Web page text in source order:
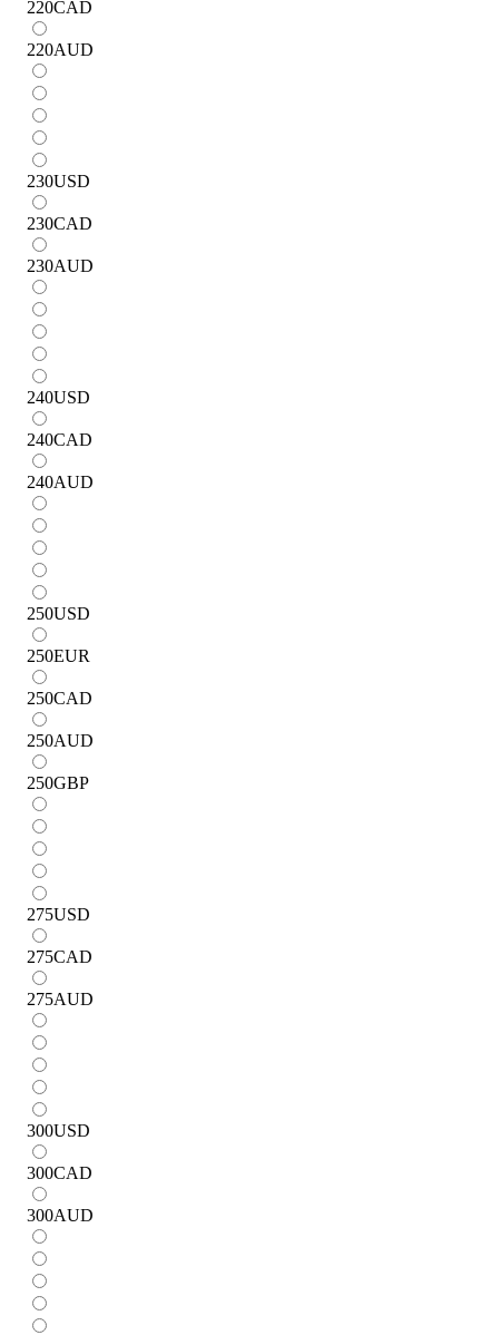
220CAD
220AUD
230USD
230CAD
230AUD
240USD
240CAD
240AUD
250USD
250EUR
250CAD
250AUD
250GBP
275USD
275CAD
275AUD
300USD
300CAD
300AUD